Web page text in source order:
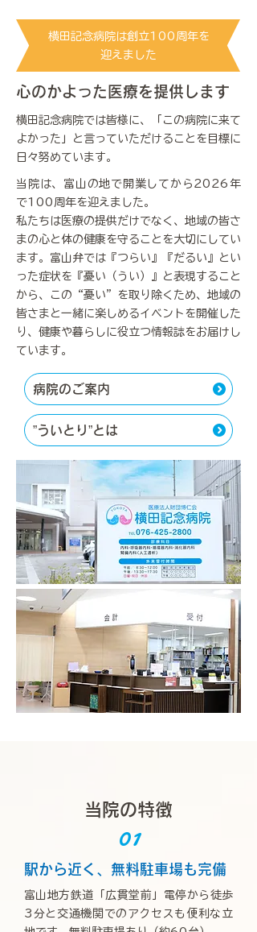
横田記念病院は創立100​周年を
迎えました
心のかよった医療を提供します
横田記念病院では皆様に、「この病院に来て
よかった」と言っていただけることを目標に
日々努めています。
当院は、富山の地で開業してから2026年
で100周年を迎えました。
私たちは医療の提供だけでなく、地域の皆さ
まの心と体の健康を守ることを大切にしてい
ます。富山弁では『つらい』『だるい』とい
った症状を『憂い（うい）』と表現すること
から、この“憂い”を取り除くため、地域の
皆さまと一緒に楽しめるイベントを開催した
り、健康や暮らしに役立つ情報誌をお届けし
ています。
病院のご案内
”ういとり”とは
当院の特徴
駅から近く、無料駐車場も完備
富山地方鉄道「広貫堂前」電停から徒歩
3分と交通機関でのアクセスも便利な立
01